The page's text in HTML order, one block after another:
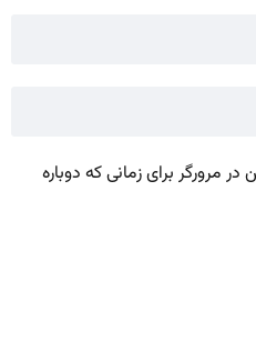
مرورگر برای زمانی که دوباره